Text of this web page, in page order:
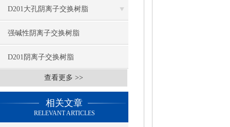
D201大孔阴离子交换树脂
强碱性阴离子交换树脂
D201阴离子交换树脂
查看更多 >>
相关文章
RELEVANT ARTICLES